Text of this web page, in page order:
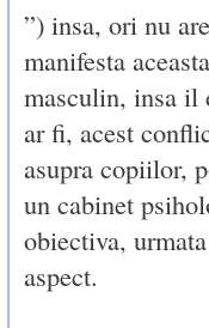
”) insa, ori nu
manifesta
masculin, insa il
ar fi, acest
asupra copiilor,
un cabinet
obiectiva,
aspect.